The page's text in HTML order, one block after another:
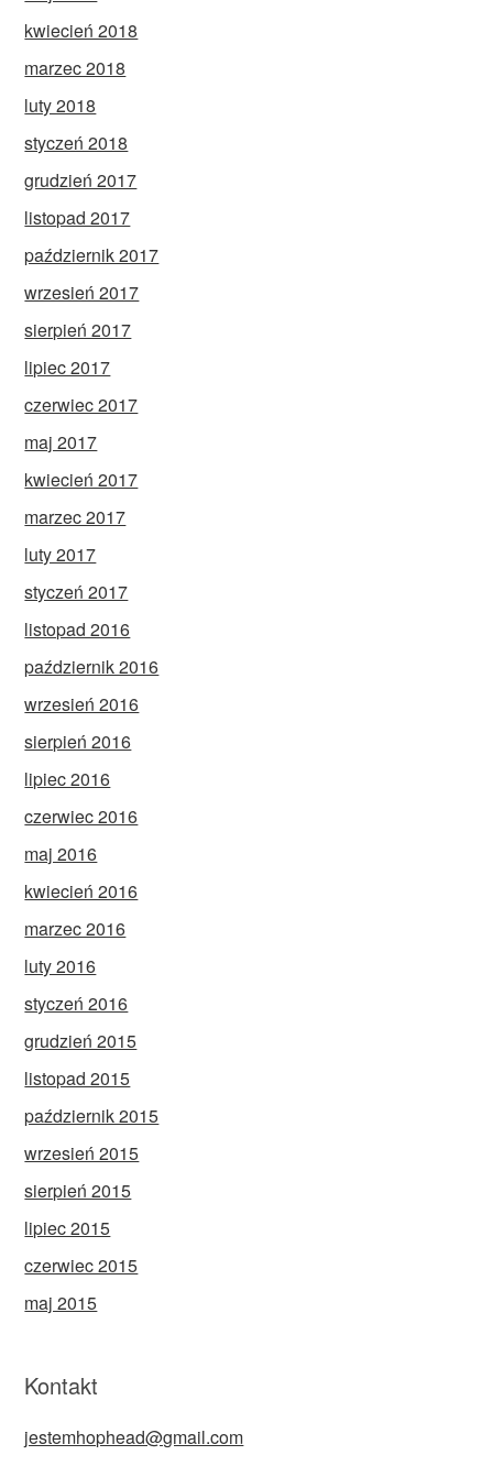
kwiecień 2018
marzec 2018
luty 2018
styczeń 2018
grudzień 2017
listopad 2017
październik 2017
wrzesień 2017
sierpień 2017
lipiec 2017
czerwiec 2017
maj 2017
kwiecień 2017
marzec 2017
luty 2017
styczeń 2017
listopad 2016
październik 2016
wrzesień 2016
sierpień 2016
lipiec 2016
czerwiec 2016
maj 2016
kwiecień 2016
marzec 2016
luty 2016
styczeń 2016
grudzień 2015
listopad 2015
październik 2015
wrzesień 2015
sierpień 2015
lipiec 2015
czerwiec 2015
maj 2015
Kontakt
jestemhophead@gmail.com